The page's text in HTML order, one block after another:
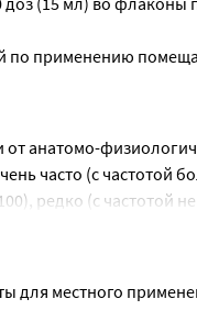
в период грудного
беременной, или
применении
к врачу.
явлений
применению
анатомо-
часто (с частотой
редко (с частотой
галлюцинации
для местного